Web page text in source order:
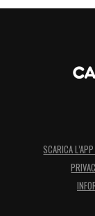
SCARICA